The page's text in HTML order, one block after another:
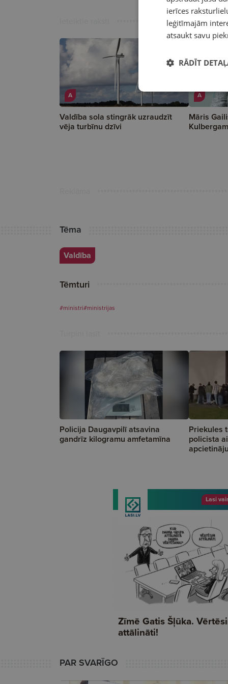
A
Valdība sola stingrāk uzraudzīt
vēja turbīnu dzīvi
A
Māris
Tēma
Valdība
Tēmturi
#ministri#ministrijas
Policija Daugavpilī atsavina
gandrīz kilogramu amfetamīna
Priekules
policista
PAR SVARĪGO
ierīces
leģitīmajām
atsaukt savu
RĀDĪT